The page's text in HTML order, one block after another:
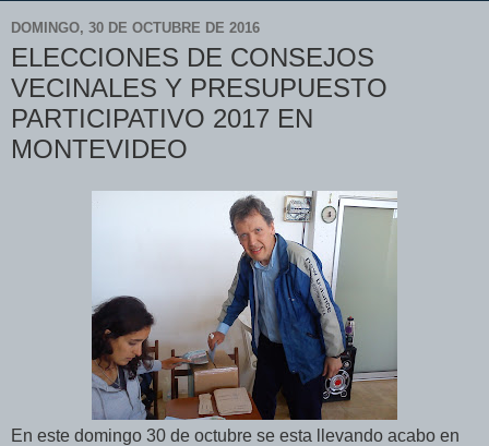
DOMINGO, 30 DE OCTUBRE DE 2016
ELECCIONES DE CONSEJOS
VECINALES Y PRESUPUESTO
PARTICIPATIVO 2017 EN
MONTEVIDEO
En este domingo 30 de octubre se esta llevando acabo en